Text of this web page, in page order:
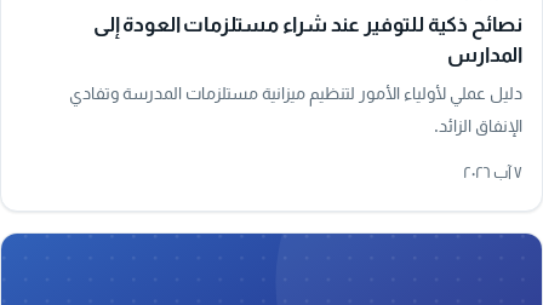
نصائح ذكية للتوفير عند شراء مستلزمات العودة إلى
المدارس
دليل عملي لأولياء الأمور لتنظيم ميزانية مستلزمات المدرسة وتفادي
الإنفاق الزائد.
٧ آب ٢٠٢٦